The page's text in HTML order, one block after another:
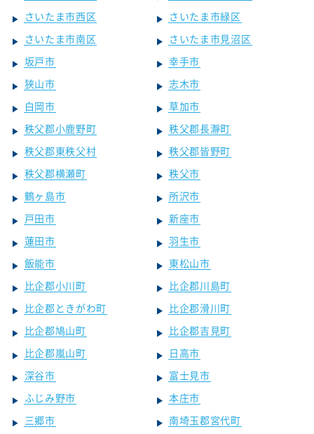
さいたま市西区
さいたま市緑区
さいたま市南区
さいたま市見沼区
坂戸市
幸手市
狭山市
志木市
白岡市
草加市
秩父郡小鹿野町
秩父郡長瀞町
秩父郡東秩父村
秩父郡皆野町
秩父郡横瀬町
秩父市
鶴ヶ島市
所沢市
戸田市
新座市
蓮田市
羽生市
飯能市
東松山市
比企郡小川町
比企郡川島町
比企郡ときがわ町
比企郡滑川町
比企郡鳩山町
比企郡吉見町
比企郡嵐山町
日高市
深谷市
富士見市
ふじみ野市
本庄市
三郷市
南埼玉郡宮代町